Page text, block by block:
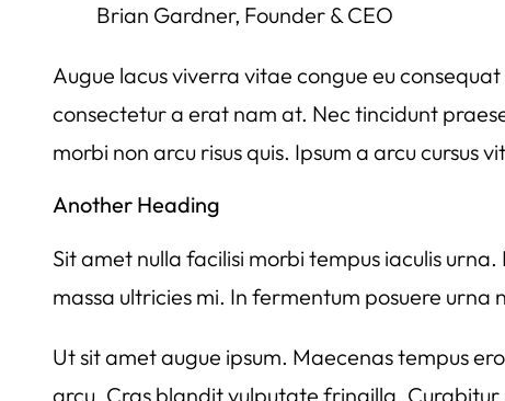
Brian Gardner, Founder & CEO
Augue lacus viverra vitae congue eu
consectetur a erat nam at. Nec tincidunt
morbi non arcu risus quis. Ipsum a arcu cursus
Another Heading
Sit amet nulla facilisi morbi tempus iaculis
massa ultricies mi. In fermentum posuere urna
Ut sit amet augue ipsum. Maecenas tempus
arcu. Cras blandit vulputate fringilla.